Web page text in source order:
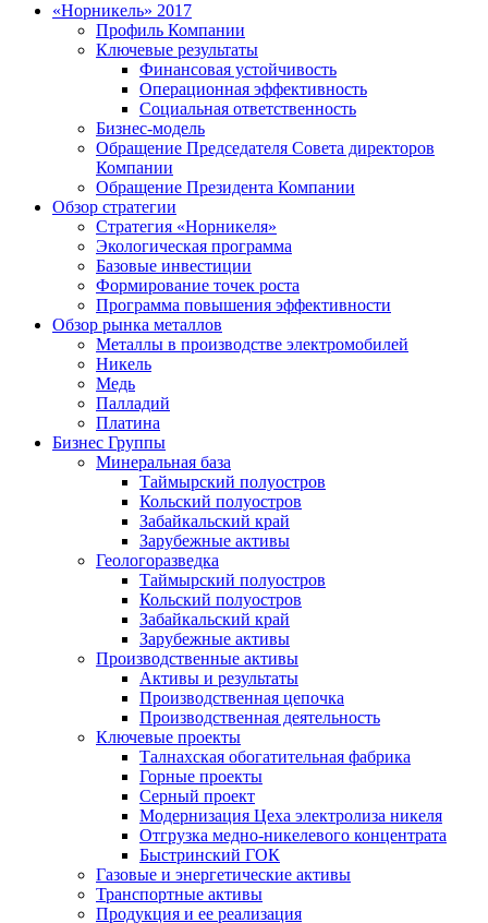
«Норникель» 2017
Профиль Компании
Ключевые результаты
Финансовая устойчивость
Операционная эффективность
Социальная ответственность
Бизнес-модель
Обращение Председателя Совета директоров
Компании
Обращение Президента Компании
Обзор стратегии
Стратегия «Норникеля»
Экологическая программа
Базовые инвестиции
Формирование точек роста
Программа повышения эффективности
Обзор рынка металлов
Металлы в производстве электромобилей
Никель
Медь
Палладий
Платина
Бизнес Группы
Минеральная база
Таймырский полуостров
Кольский полуостров
Забайкальский край
Зарубежные активы
Геологоразведка
Таймырский полуостров
Кольский полуостров
Забайкальский край
Зарубежные активы
Производственные активы
Активы и результаты
Производственная цепочка
Производственная деятельность
Ключевые проекты
Талнахская обогатительная фабрика
Горные проекты
Серный проект
Модернизация Цеха электролиза никеля
Отгрузка медно-никелевого концентрата
Быстринский ГОК
Газовые и энергетические активы
Транспортные активы
Продукция и ее реализация